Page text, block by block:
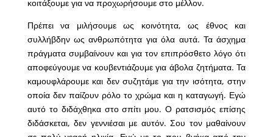
κοιτάξουμε για να προχωρήσουμε στο μέλλον.
Πρέπει να μιλήσουμε ως κοινότητα, ως έθνος και
συλλήβδην ως ανθρωπότητα για όλα αυτά. Τα άσχημα
πράγματα συμβαίνουν και για τον επιπρόσθετο λόγο ότι
αποφεύγουμε να κουβεντιάζουμε για άβολα ζητήματα. Τα
καμουφλάρουμε και δεν συζητάμε για την ισότητα, στην
οποία δεν παίζουν ρόλο το χρώμα και η καταγωγή. Εγώ
αυτό το διδάχθηκα στο σπίτι μου. Ο ρατσισμός επίσης
διδάσκεται, δεν γεννιέσαι με αυτόν. Σου τον μαθαίνουν